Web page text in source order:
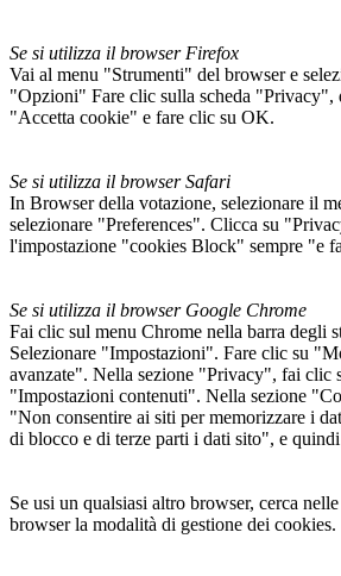
Se si utilizza il browser Firefox
Vai al menu "Strumenti" del browser e
"Opzioni" Fare clic sulla scheda "Privacy",
"Accetta cookie" e fare clic su OK.
Se si utilizza il browser Safari
In Browser della votazione, selezionare il
selezionare "Preferences". Clicca su
l'impostazione "cookies Block" sempre "e
Se si utilizza il browser Google Chrome
Fai clic sul menu Chrome nella barra degli
Selezionare "Impostazioni". Fare clic su
avanzate". Nella sezione "Privacy", fai clic
"Impostazioni contenuti". Nella sezione
"Non consentire ai siti per memorizzare i
di blocco e di terze parti i dati sito", e
Se usi un qualsiasi altro browser, cerca
browser la modalità di gestione dei cookies.